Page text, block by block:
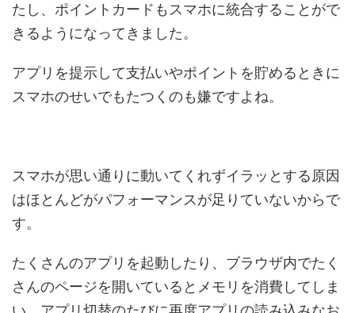
たし、ポイントカードもスマホに統合することがで
きるようになってきました。
アプリを提示して支払いやポイントを貯めるときに
スマホのせいでもたつくのも嫌ですよね。
スマホが思い通りに動いてくれずイラッとする原因
はほとんどがパフォーマンスが足りていないからで
す。
たくさんのアプリを起動したり、ブラウザ内でたく
さんのページを開いているとメモリを消費してしま